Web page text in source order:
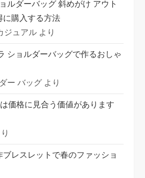
ルダーバッグ 斜めがけ アウト
に購入する方法
ジュアル より
ショルダーバッグで作るおしゃ
ー バッグ より
価格に見合う価値があります
レスレットで春のファッショ